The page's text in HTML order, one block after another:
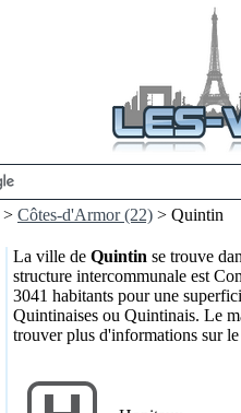
> Côtes-d'Armor (22) > Quintin
La ville de Quintin se trouve
structure intercommunale est
3041 habitants pour une
Quintinaises ou Quintinais. Le
trouver plus d'informations sur